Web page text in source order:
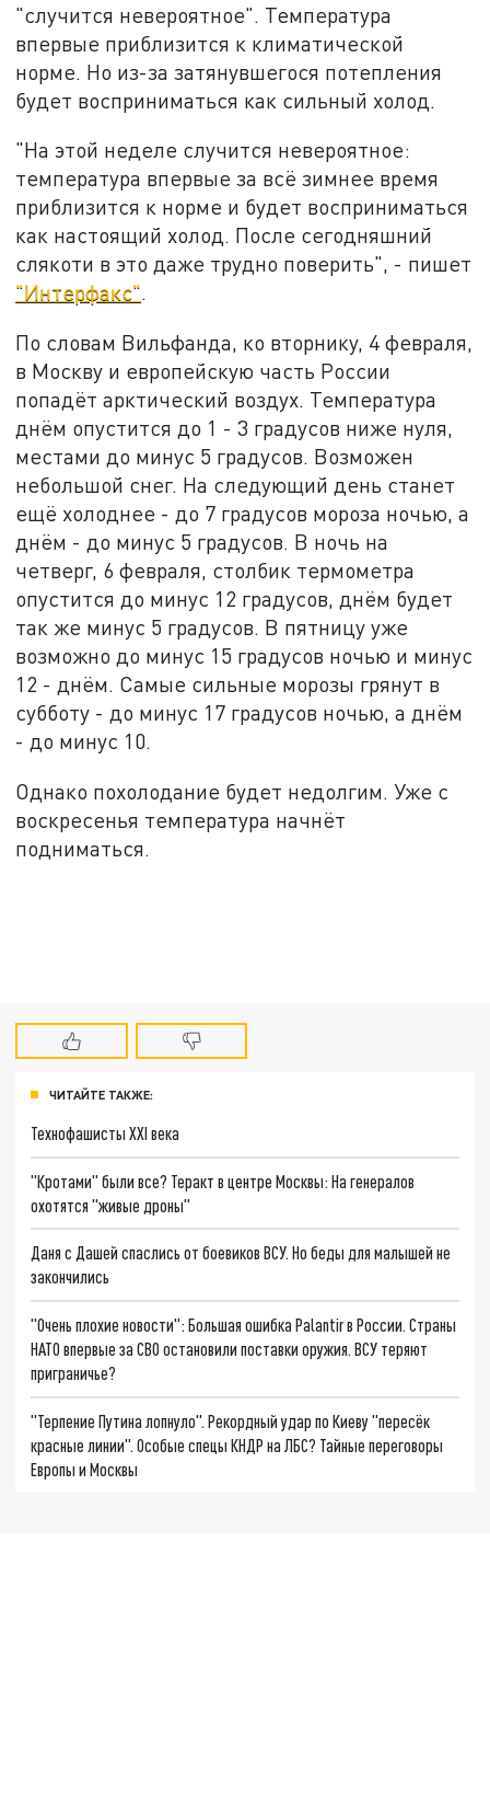
"случится невероятное". Температура
впервые приблизится к климатической
норме. Но из-за затянувшегося потепления
будет восприниматься как сильный холод.
"На этой неделе случится невероятное:
температура впервые за всё зимнее время
приблизится к норме и будет восприниматься
как настоящий холод. После сегодняшний
слякоти в это даже трудно поверить", - пишет
"Интерфакс".
По словам Вильфанда, ко вторнику, 4 февраля,
в Москву и европейскую часть России
попадёт арктический воздух. Температура
днём опустится до 1 - 3 градусов ниже нуля,
местами до минус 5 градусов. Возможен
небольшой снег. На следующий день станет
ещё холоднее - до 7 градусов мороза ночью, а
днём - до минус 5 градусов. В ночь на
четверг, 6 февраля, столбик термометра
опустится до минус 12 градусов, днём будет
так же минус 5 градусов. В пятницу уже
возможно до минус 15 градусов ночью и минус
12 - днём. Самые сильные морозы грянут в
субботу - до минус 17 градусов ночью, а днём
- до минус 10.
Однако похолодание будет недолгим. Уже с
воскресенья температура начнёт
подниматься.
ЧИТАЙТЕ ТАКЖЕ:
Технофашисты XXI века
"Кротами" были все? Теракт в центре Москвы: На генералов
охотятся "живые дроны"
Даня с Дашей спаслись от боевиков ВСУ. Но беды для малышей не
закончились
"Очень плохие новости": Большая ошибка Palantir в России. Страны
НАТО впервые за СВО остановили поставки оружия. ВСУ теряют
приграничье?
"Терпение Путина лопнуло". Рекордный удар по Киеву "пересёк
красные линии". Особые спецы КНДР на ЛБС? Тайные переговоры
Европы и Москвы